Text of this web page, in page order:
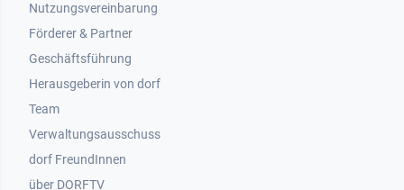
Nutzungsvereinbarung
Footer 2
Förderer & Partner
Geschäftsführung
Herausgeberin von dorf
Team
Verwaltungsausschuss
dorf FreundInnen
Footer 3
über DORFTV